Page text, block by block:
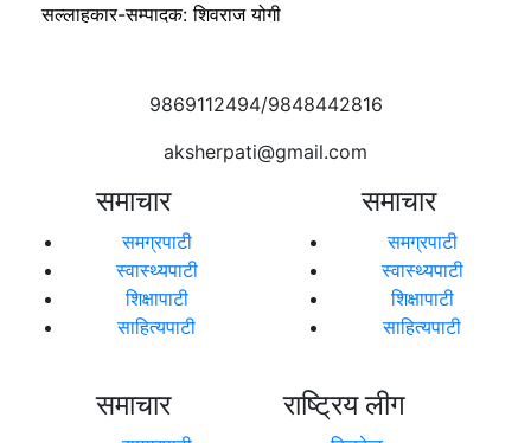
सल्लाहकार-सम्पादक: शिवराज योगी
9869112494/9848442816
aksherpati@gmail.com
समाचार
समग्रपाटी
स्वास्थ्यपाटी
शिक्षापाटी
साहित्यपाटी
समाचार
समग्रपाटी
स्वास्थ्यपाटी
शिक्षापाटी
साहित्यपाटी
समाचार राष्ट्रिय लीग